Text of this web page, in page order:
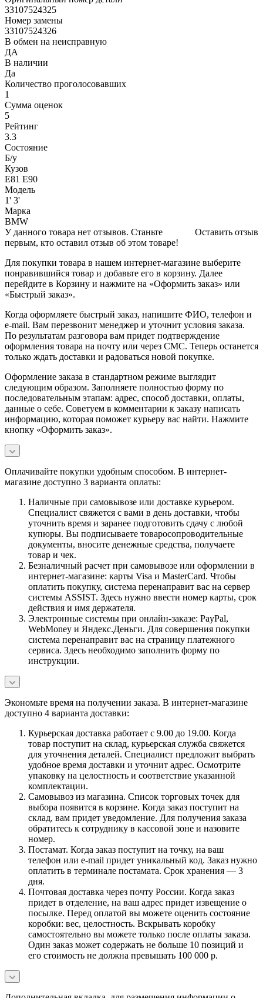
33107524325
Номер замены
33107524326
В обмен на неисправную
ДА
В наличии
Да
Количество проголосовавших
1
Сумма оценок
5
Рейтинг
3.3
Состояние
Б/y
Кузов
E81 E90
Модель
1' 3'
Марка
BMW
Оставить отзыв
У данного товара нет отзывов. Станьте
первым, кто оставил отзыв об этом товаре!
Для покупки товара в нашем интернет-магазине выберите
понравившийся товар и добавьте его в корзину. Далее
перейдите в Корзину и нажмите на «Оформить заказ» или
«Быстрый заказ».
Когда оформляете быстрый заказ, напишите ФИО, телефон и
e-mail. Вам перезвонит менеджер и уточнит условия заказа.
По результатам разговора вам придет подтверждение
оформления товара на почту или через СМС. Теперь останется
только ждать доставки и радоваться новой покупке.
Оформление заказа в стандартном режиме выглядит
следующим образом. Заполняете полностью форму по
последовательным этапам: адрес, способ доставки, оплаты,
данные о себе. Советуем в комментарии к заказу написать
информацию, которая поможет курьеру вас найти. Нажмите
кнопку «Оформить заказ».
Оплачивайте покупки удобным способом. В интернет-
магазине доступно 3 варианта оплаты:
Наличные при самовывозе или доставке курьером.
Специалист свяжется с вами в день доставки, чтобы
уточнить время и заранее подготовить сдачу с любой
купюры. Вы подписываете товаросопроводительные
документы, вносите денежные средства, получаете
товар и чек.
Безналичный расчет при самовывозе или оформлении в
интернет-магазине: карты Visa и MasterCard. Чтобы
оплатить покупку, система перенаправит вас на сервер
системы ASSIST. Здесь нужно ввести номер карты, срок
действия и имя держателя.
Электронные системы при онлайн-заказе: PayPal,
WebMoney и Яндекс.Деньги. Для совершения покупки
система перенаправит вас на страницу платежного
сервиса. Здесь необходимо заполнить форму по
инструкции.
Экономьте время на получении заказа. В интернет-магазине
доступно 4 варианта доставки:
Курьерская доставка работает с 9.00 до 19.00. Когда
товар поступит на склад, курьерская служба свяжется
для уточнения деталей. Специалист предложит выбрать
удобное время доставки и уточнит адрес. Осмотрите
упаковку на целостность и соответствие указанной
комплектации.
Самовывоз из магазина. Список торговых точек для
выбора появится в корзине. Когда заказ поступит на
склад, вам придет уведомление. Для получения заказа
обратитесь к сотруднику в кассовой зоне и назовите
номер.
Постамат. Когда заказ поступит на точку, на ваш
телефон или e-mail придет уникальный код. Заказ нужно
оплатить в терминале постамата. Срок хранения — 3
дня.
Почтовая доставка через почту России. Когда заказ
придет в отделение, на ваш адрес придет извещение о
посылке. Перед оплатой вы можете оценить состояние
коробки: вес, целостность. Вскрывать коробку
самостоятельно вы можете только после оплаты заказа.
Один заказ может содержать не больше 10 позиций и
его стоимость не должна превышать 100 000 р.